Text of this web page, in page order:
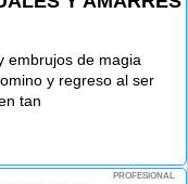
embrujos de magia
y regreso al ser
tan
PROFESIONAL